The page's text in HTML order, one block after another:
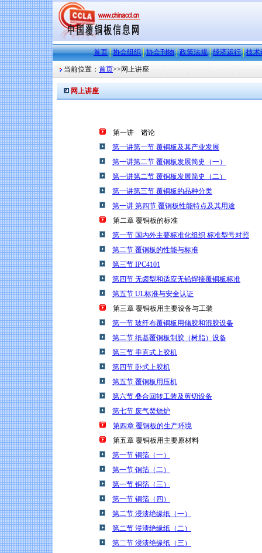
首页│协会组织│协会刊物│政策法规│经济运行│技术
当前位置： 首页>> 网上讲座
网上讲座
第一讲 诸论
第一讲第一节 覆铜板及其产业发展
第一讲第二节 覆铜板发展简史（一）
第一讲第二节 覆铜板发展简史（二）
第一讲第三节 覆铜板的品种分类
第一讲 第四节 覆铜板性能特点及其用途
第二章 覆铜板的标准
第一节 国内外主要标准化组织 标准型号对照
第二节 覆铜板的性能与标准
第三节 IPC4101
第四节 无卤型和适应无铅焊接覆铜板标准
第五节 UL标准与安全认证
第三章 覆铜板用主要设备与工装
第一节 玻纤布覆铜板用储胶和混胶设备
第二节 纸基覆铜板制胶（树脂）设备
第三节 垂直式上胶机
第四节 卧式上胶机
第五节 覆铜板用压机
第六节 叠合回转工装及剪切设备
第七节 废气焚烧炉
第四章 覆铜板的生产环境
第五章 覆铜板用主要原材料
第一节 铜箔（一）
第一节 铜箔（二）
第一节 铜箔（三）
第一节 铜箔（四）
第二节 浸渍绝缘纸（一）
第二节 浸渍绝缘纸（二）
第二节 浸渍绝缘纸（三）